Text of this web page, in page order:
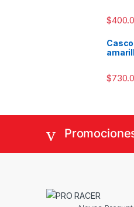
$
$